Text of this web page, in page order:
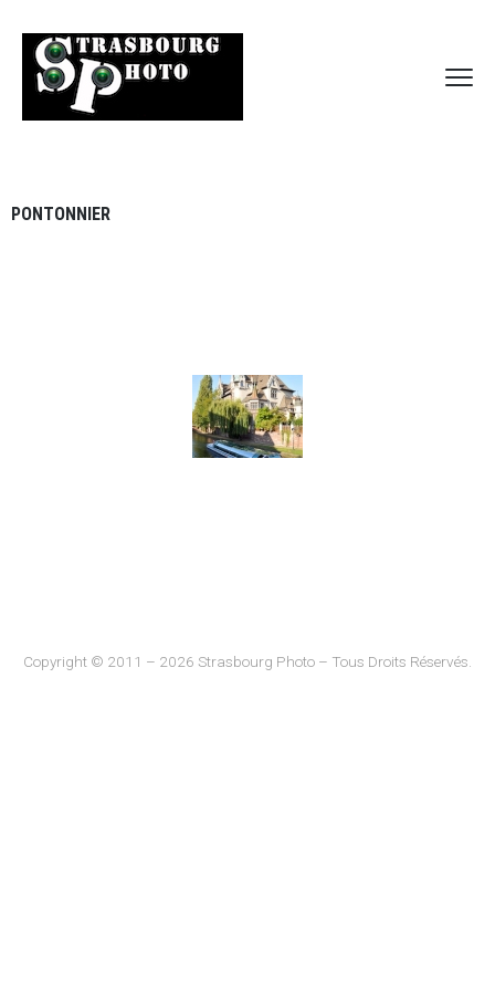
PONTONNIER
Copyright © 2011 – 2026 Strasbourg Photo – Tous Droits Réservés.